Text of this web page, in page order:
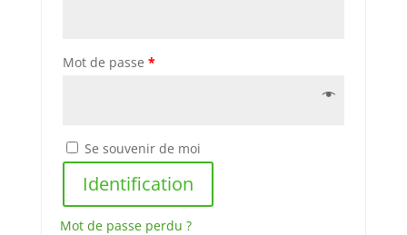
Mot de passe *
Se souvenir de moi
Identification
Mot de passe perdu ?